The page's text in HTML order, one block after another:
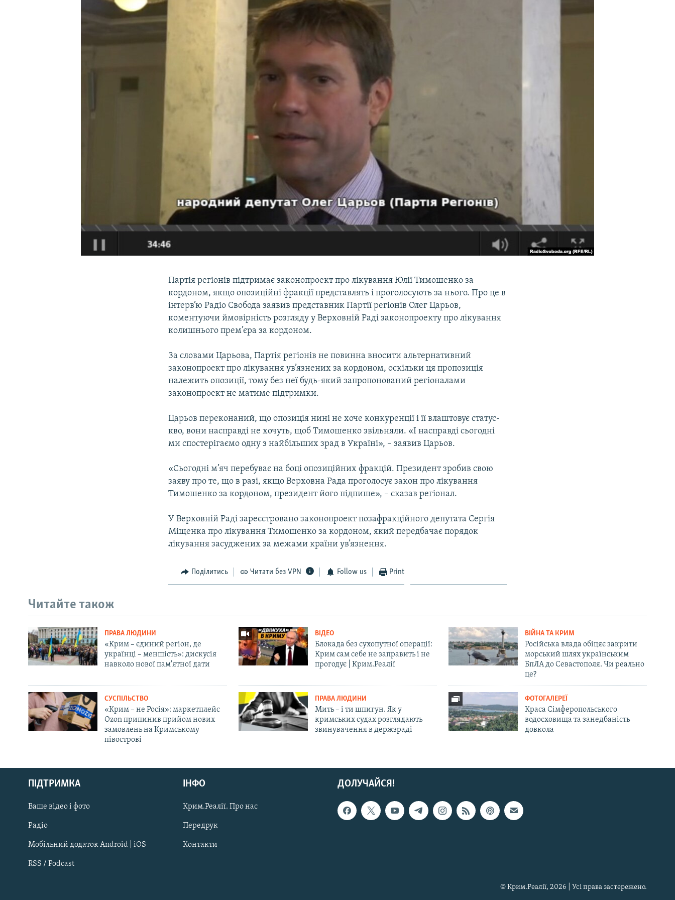
Русский
Qırımtatar
ДОЛУЧАЙСЯ!
Партія регіонів підтримає законопроект про лікування Юлії Тимошенко за
кордоном, якщо опозиційні фракції представлять і проголосують за нього. Про це в
інтерв’ю Радіо Свобода заявив представник Партії регіонів Олег Царьов,
коментуючи ймовірність розгляду у Верховній Раді законопроекту про лікування
колишнього прем’єра за кордоном.
За словами Царьова, Партія регіонів не повинна вносити альтернативний
законопроект про лікування ув’язнених за кордоном, оскільки ця пропозиція
належить опозиції, тому без неї будь-який запропонований регіоналами
законопроект не матиме підтримки.
Царьов переконаний, що опозиція нині не хоче конкуренції і її влаштовує статус-
кво, вони насправді не хочуть, щоб Тимошенко звільняли. «І насправді сьогодні
ми спостерігаємо одну з найбільших зрад в Україні», – заявив Царьов.
«Сьогодні м’яч перебуває на боці опозиційних фракцій. Президент зробив свою
заяву про те, що в разі, якщо Верховна Рада проголосує закон про лікування
Тимошенко за кордоном, президент його підпише», – сказав регіонал.
У Верховній Раді зареєстровано законопроект позафракційного депутата Сергія
Міщенка про лікування Тимошенко за кордоном, який передбачає порядок
лікування засуджених за межами країни ув’язнення.
Поділитись Читати без VPN Follow us Print
Читайте також
ПРАВА ЛЮДИНИ
«Крим – єдиний регіон, де
українці – меншість»: дискусія
навколо нової пам'ятної дати
ВІДЕО
Блокада без сухопутної операції:
Крим сам себе не заправить і не
прогодує | Крим.Реалії
ВІЙНА ТА КРИМ
Російська влада обіцяє закрити
морський шлях українським
БпЛА до Севастополя. Чи реально
це?
СУСПІЛЬСТВО
«Крим – не Росія»: маркетплейс
Ozon припинив прийом нових
замовлень на Кримському
півострові
ПРАВА ЛЮДИНИ
Мить – і ти шпигун. Як у
кримських судах розглядають
звинувачення в держзраді
ФОТОГАЛЕРЕЇ
Краса Сімферопольського
водосховища та занедбаність
довкола
ДОЛУЧАЙСЯ!
ПІДТРИМКА
Ваше відео і фото
Радіо
Мобільний додаток Android | iOS
RSS / Podcast
ІНФО
Крим.Реалії. Про нас
Передрук
Контакти
© Крим.Реалії, 2026 | Усі права застережено.